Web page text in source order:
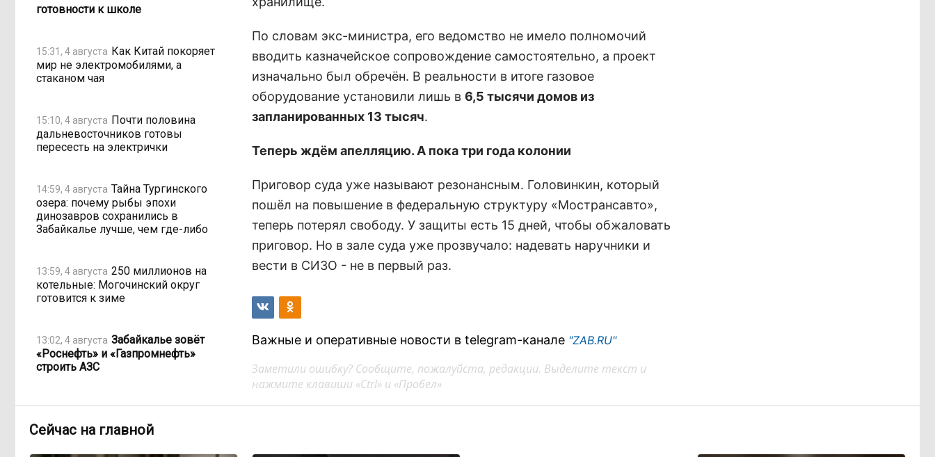
готовности к школе
15:31, 4 августа Как Китай покоряет
мир не электромобилями, а
стаканом чая
15:10, 4 августа Почти половина
дальневосточников готовы
пересесть на электрички
14:59, 4 августа Тайна Тургинского
озера: почему рыбы эпохи
динозавров сохранились в
Забайкалье лучше, чем где-либо
13:59, 4 августа 250 миллионов на
котельные: Могочинский округ
готовится к зиме
13:02, 4 августа Забайкалье зовёт
«Роснефть» и «Газпромнефть»
строить АЗС
11:59, 4 августа Вместо корабля —
пустота: с чем остались дети на
площади Декабристов?
По словам экс-министра, его ведомство не имело полномочий
вводить казначейское сопровождение самостоятельно, а проект
изначально был обречён. В реальности в итоге газовое
оборудование установили лишь в 6,5 тысячи домов из
запланированных 13 тысяч.
Теперь ждём апелляцию. А пока три года колонии
Приговор суда уже называют резонансным. Головинкин, который
пошёл на повышение в федеральную структуру «Мострансавто»,
теперь потерял свободу. У защиты есть 15 дней, чтобы обжаловать
приговор. Но в зале суда уже прозвучало: надевать наручники и
вести в СИЗО - не в первый раз.
Важные и оперативные новости в telegram-канале "ZAB.RU"
Заметили ошибку? Сообщите, пожалуйста, редакции. Выделите текст и
нажмите клавиши «Ctrl» и «Пробел»
Сейчас на главной